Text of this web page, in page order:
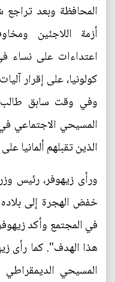
المحافظة وبعد تراجع
أزمة اللاجئين
اعتداءات على نساء
كولونيا، على إقرار
وفي وقت سابق
المسيحي الاجتماعي في
الذين تقبلهم ألمانيا
ورأى زيهوفر، رئيس
خفض الهجرة إلى
في المجتمع وأكد
هذا الهدف". كما رأى
المسيحي الديمقراطي